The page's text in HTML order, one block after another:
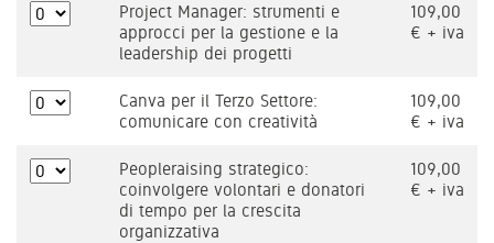
Project Manager: strumenti e
approcci per la gestione e la
leadership dei progetti
109,00
€ + iva
Canva per il Terzo Settore:
comunicare con creatività
109,00
€ + iva
Peopleraising strategico:
coinvolgere volontari e donatori
di tempo per la crescita
organizzativa
109,00
€ + iva